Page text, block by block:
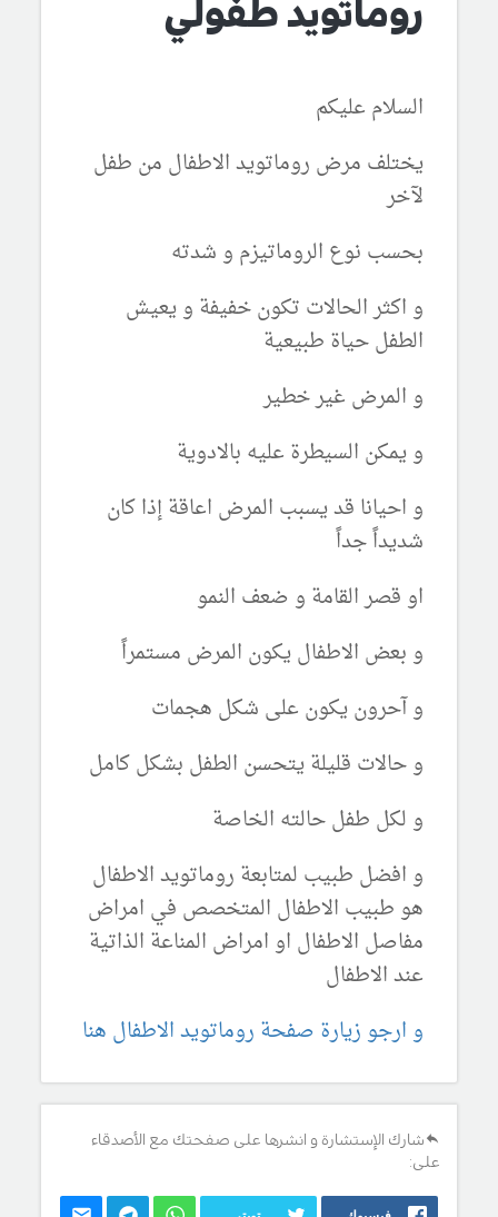
روماتويد طفولي
السلام عليكم
يختلف مرض روماتويد الاطفال من طفل
لآخر
بحسب نوع الروماتيزم و شدته
و اكثر الحالات تكون خفيفة و يعيش
الطفل حياة طبيعية
و المرض غير خطير
و يمكن السيطرة عليه بالادوية
و احيانا قد يسبب المرض اعاقة إذا كان
شديداً جداً
او قصر القامة و ضعف النمو
و بعض الاطفال يكون المرض مستمراً
و آحرون يكون على شكل هجمات
و حالات قليلة يتحسن الطفل بشكل كامل
و لكل طفل حالته الخاصة
و افضل طبيب لمتابعة روماتويد الاطفال
هو طبيب الاطفال المتخصص في امراض
مفاصل الاطفال او امراض المناعة الذاتية
عند الاطفال
و ارجو زيارة صفحة روماتويد الاطفال هنا
شارك الإستشارة و انشرها على صفحتك مع الأصدقاء
على: